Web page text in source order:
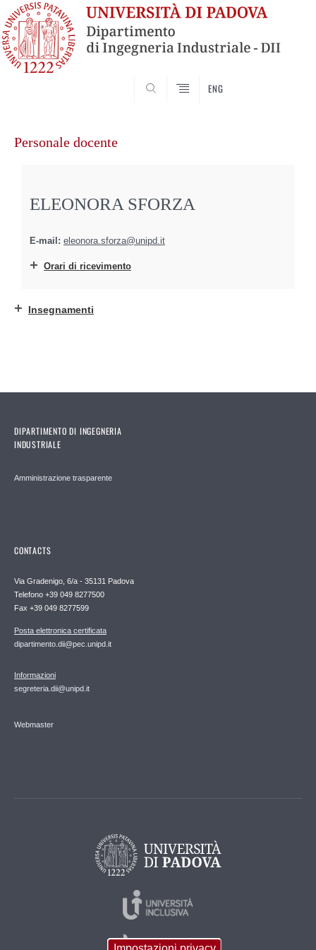
ENG
contenuto
Personale docente
ELEONORA SFORZA
E-mail: eleonora.sforza@unipd.it
Orari di ricevimento
Insegnamenti
DIPARTIMENTO DI INGEGNERIA
INDUSTRIALE
Amministrazione trasparente
CONTACTS
Via Gradenigo, 6/a - 35131 Padova
Telefono +39 049 8277500
Fax +39 049 8277599
Posta elettronica certificata
dipartimento.dii@pec.unipd.it
Informazioni
segreteria.dii@unipd.it
Webmaster